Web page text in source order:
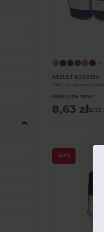
+1
RESULT R200JEV
Gilet de sécurité
Najniższa cena:
8,63 zł15,73
-62%